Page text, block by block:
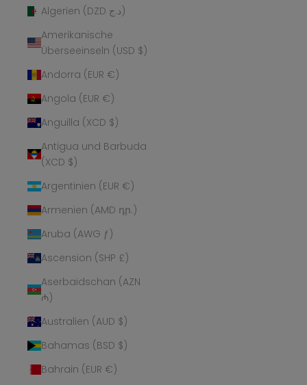
Algerien (DZD د.ج)
Amerikanische
Überseeinseln (USD $)
Andorra (EUR €)
Angola (EUR €)
Anguilla (XCD $)
Antigua und Barbuda
(XCD $)
Argentinien (EUR €)
Armenien (AMD դր.)
Aruba (AWG ƒ)
Ascension (SHP £)
Aserbaidschan (AZN
₼)
Australien (AUD $)
Bahamas (BSD $)
Bahrain (EUR €)